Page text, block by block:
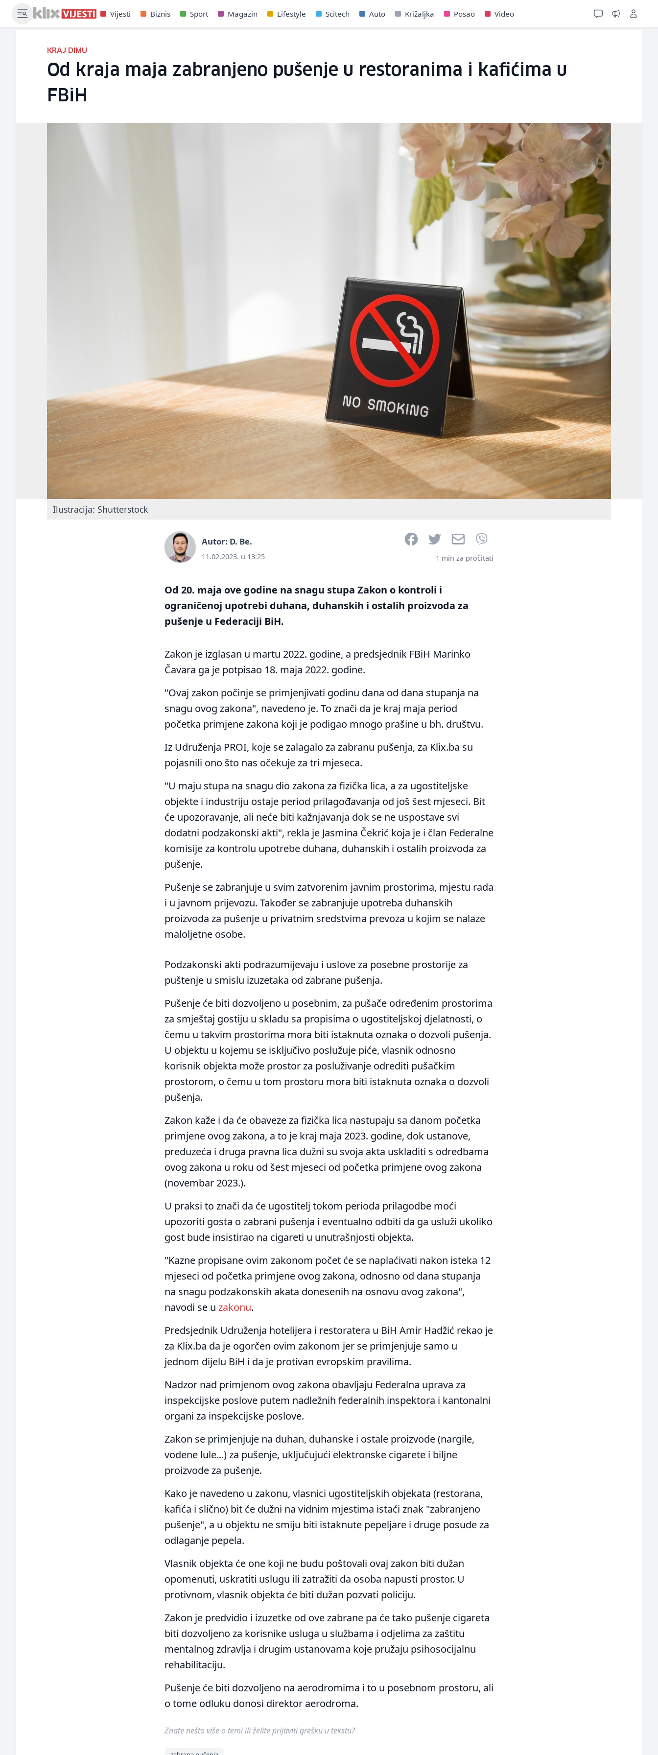
Vijesti Biznis Sport Magazin Lifestyle Scitech Auto Križaljka Posao Video
KRAJ DIMU
Od kraja maja zabranjeno pušenje u restoranima i kafićima u
FBiH
Ilustracija: Shutterstock
Autor: D. Be.
11.02.2023. u 13:25
FacebookTwitter Email
1 min za pročitati
Od 20. maja ove godine na snagu stupa Zakon o kontroli i
ograničenoj upotrebi duhana, duhanskih i ostalih proizvoda za
pušenje u Federaciji BiH.
Zakon je izglasan u martu 2022. godine, a predsjednik FBiH Marinko
Čavara ga je potpisao 18. maja 2022. godine.
"Ovaj zakon počinje se primjenjivati godinu dana od dana stupanja na
snagu ovog zakona", navedeno je. To znači da je kraj maja period
početka primjene zakona koji je podigao mnogo prašine u bh. društvu.
Iz Udruženja PROI, koje se zalagalo za zabranu pušenja, za Klix.ba su
pojasnili ono što nas očekuje za tri mjeseca.
"U maju stupa na snagu dio zakona za fizička lica, a za ugostiteljske
objekte i industriju ostaje period prilagođavanja od još šest mjeseci. Bit
će upozoravanje, ali neće biti kažnjavanja dok se ne uspostave svi
dodatni podzakonski akti", rekla je Jasmina Čekrić koja je i član Federalne
komisije za kontrolu upotrebe duhana, duhanskih i ostalih proizvoda za
pušenje.
Pušenje se zabranjuje u svim zatvorenim javnim prostorima, mjestu rada
i u javnom prijevozu. Također se zabranjuje upotreba duhanskih
proizvoda za pušenje u privatnim sredstvima prevoza u kojim se nalaze
maloljetne osobe.
Podzakonski akti podrazumijevaju i uslove za posebne prostorije za
puštenje u smislu izuzetaka od zabrane pušenja.
Pušenje će biti dozvoljeno u posebnim, za pušače određenim prostorima
za smještaj gostiju u skladu sa propisima o ugostiteljskoj djelatnosti, o
čemu u takvim prostorima mora biti istaknuta oznaka o dozvoli pušenja.
U objektu u kojemu se isključivo poslužuje piće, vlasnik odnosno
korisnik objekta može prostor za posluživanje odrediti pušačkim
prostorom, o čemu u tom prostoru mora biti istaknuta oznaka o dozvoli
pušenja.
Zakon kaže i da će obaveze za fizička lica nastupaju sa danom početka
primjene ovog zakona, a to je kraj maja 2023. godine, dok ustanove,
preduzeća i druga pravna lica dužni su svoja akta uskladiti s odredbama
ovog zakona u roku od šest mjeseci od početka primjene ovog zakona
(novembar 2023.).
U praksi to znači da će ugostitelj tokom perioda prilagodbe moći
upozoriti gosta o zabrani pušenja i eventualno odbiti da ga usluži ukoliko
gost bude insistirao na cigareti u unutrašnjosti objekta.
"Kazne propisane ovim zakonom počet će se naplaćivati nakon isteka 12
mjeseci od početka primjene ovog zakona, odnosno od dana stupanja
na snagu podzakonskih akata donesenih na osnovu ovog zakona",
navodi se u zakonu.
Predsjednik Udruženja hotelijera i restoratera u BiH Amir Hadžić rekao je
za Klix.ba da je ogorčen ovim zakonom jer se primjenjuje samo u
jednom dijelu BiH i da je protivan evropskim pravilima.
Nadzor nad primjenom ovog zakona obavljaju Federalna uprava za
inspekcijske poslove putem nadležnih federalnih inspektora i kantonalni
organi za inspekcijske poslove.
Zakon se primjenjuje na duhan, duhanske i ostale proizvode (nargile,
vodene lule...) za pušenje, uključujući elektronske cigarete i biljne
proizvode za pušenje.
Kako je navedeno u zakonu, vlasnici ugostiteljskih objekata (restorana,
kafića i slično) bit će dužni na vidnim mjestima istaći znak "zabranjeno
pušenje", a u objektu ne smiju biti istaknute pepeljare i druge posude za
odlaganje pepela.
Vlasnik objekta će one koji ne budu poštovali ovaj zakon biti dužan
opomenuti, uskratiti uslugu ili zatražiti da osoba napusti prostor. U
protivnom, vlasnik objekta će biti dužan pozvati policiju.
Zakon je predvidio i izuzetke od ove zabrane pa će tako pušenje cigareta
biti dozvoljeno za korisnike usluga u službama i odjelima za zaštitu
mentalnog zdravlja i drugim ustanovama koje pružaju psihosocijalnu
rehabilitaciju.
Pušenje će biti dozvoljeno na aerodromima i to u posebnom prostoru, ali
o tome odluku donosi direktor aerodroma.
Znate nešto više o temi ili želite prijaviti grešku u tekstu?